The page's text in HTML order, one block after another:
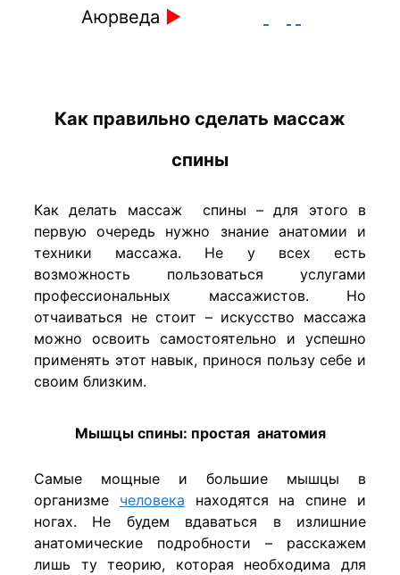
Аюрведа ►
Как правильно сделать массаж
спины
Как делать массаж спины – для этого в
первую очередь нужно знание анатомии и
техники массажа. Не у всех есть
возможность пользоваться услугами
профессиональных массажистов. Но
отчаиваться не стоит – искусство массажа
можно освоить самостоятельно и успешно
применять этот навык, принося пользу себе и
своим близким.
Мышцы спины: простая анатомия
Самые мощные и большие мышцы в
организме человека находятся на спине и
ногах. Не будем вдаваться в излишние
анатомические подробности – расскажем
лишь ту теорию, которая необходима для